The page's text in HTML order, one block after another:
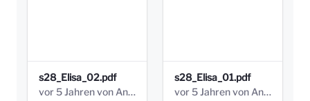
s28_Elisa_02.pdf
vor 5 Jahren von Anni Schlumberger
s28_Elisa_01.pdf
vor 5 Jahren von Anni Schlumberger